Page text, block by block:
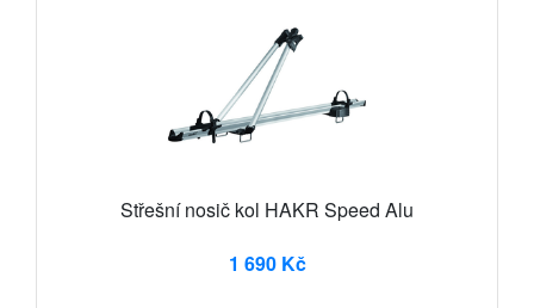
Střešní nosič kol HAKR Speed Alu
1 690 Kč